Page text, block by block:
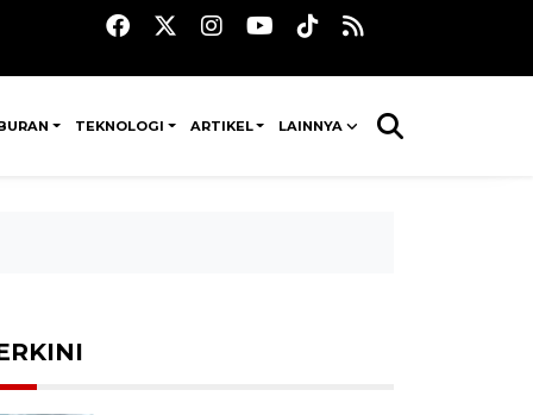
TEKNOLOGI ARTIKEL LAINNYA